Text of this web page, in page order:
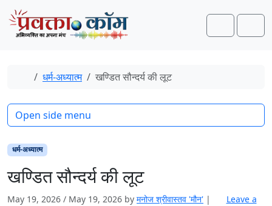
Skip to content
Skip to footer
Search
Home
धर्म-अध्यात्म खण्डित सौन्दर्य की लूट
धर्म-अध्यात्म
खण्डित सौन्दर्य की लूट
May 19, 2026 / May 19, 2026 by मनोज श्रीवास्‍तव 'मौन' |
Leave a
Open side menu